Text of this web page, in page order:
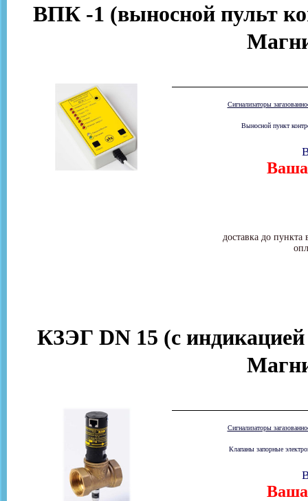
ВПК -1 (выносной пульт
Сигнализаторы
Выносной пункт
Ваша
доставка до
КЗЭГ DN 15 (с
Сигнализаторы
Клапаны запорные
Ваша